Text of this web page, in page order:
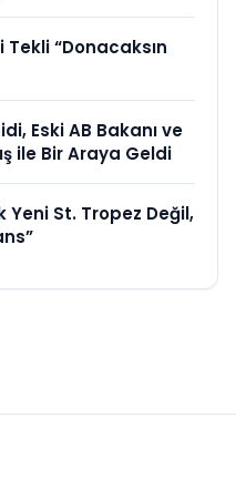
Tekli “Donacaksın
Eski AB Bakanı ve
ile Bir Araya Geldi
Yeni St. Tropez Değil,